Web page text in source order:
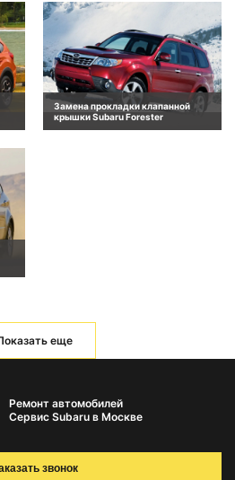
Замена прокладки клапанной
крышки Subaru Forester
еще
Ремонт автомобилей
Сервис Subaru в Москве
звонок